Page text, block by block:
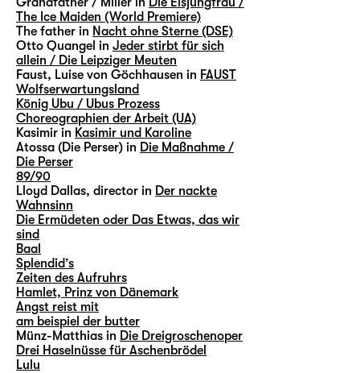
The Ice Maiden (World Premiere)
The father in Nacht ohne Sterne (DSE)
Otto Quangel in Jeder stirbt für sich
allein / Die Leipziger Meuten
Faust, Luise von Göchhausen in FAUST
Wolfserwartungsland
König Ubu / Ubus Prozess
Choreographien der Arbeit (UA)
Kasimir in Kasimir und Karoline
Atossa (Die Perser) in Die Maßnahme /
Die Perser
89/90
Lloyd Dallas, director in Der nackte
Wahnsinn
Die Ermüdeten oder Das Etwas, das wir
sind
Baal
Splendid’s
Zeiten des Aufruhrs
Hamlet, Prinz von Dänemark
Angst reist mit
am beispiel der butter
Münz-Matthias in Die Dreigroschenoper
Drei Haselnüsse für Aschenbrödel
Lulu